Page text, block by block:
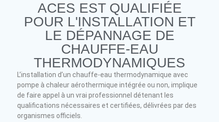
ACES EST QUALIFIÉE
POUR L'INSTALLATION ET
LE DÉPANNAGE DE
CHAUFFE-EAU
THERMODYNAMIQUES
L’installation d’un chauffe-eau thermodynamique avec
pompe à chaleur aérothermique intégrée ou non, implique
de faire appel à un vrai professionnel détenant les
qualifications nécessaires et certifiées, délivrées par des
organismes officiels.